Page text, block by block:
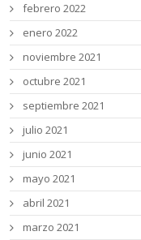
febrero 2022
enero 2022
noviembre 2021
octubre 2021
septiembre 2021
julio 2021
junio 2021
mayo 2021
abril 2021
marzo 2021